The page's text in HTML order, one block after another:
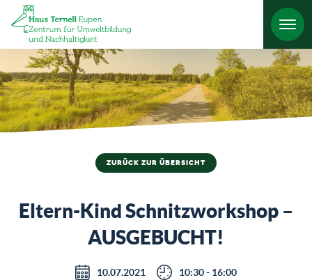
ZURÜCK ZUR ÜBERSICHT
Eltern-Kind Schnitzworkshop –
AUSGEBUCHT!
10.07.2021 10:30 - 16:00